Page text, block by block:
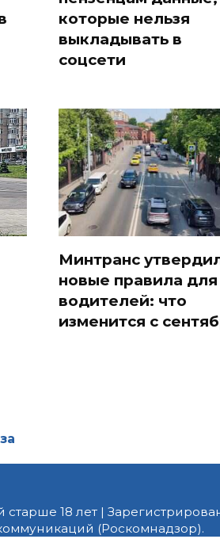
которые нельзя
выкладывать в
соцсети
Минтранс
новые правила для
водителей: что
изменится с
18 лет |
(Роскомнадзор).